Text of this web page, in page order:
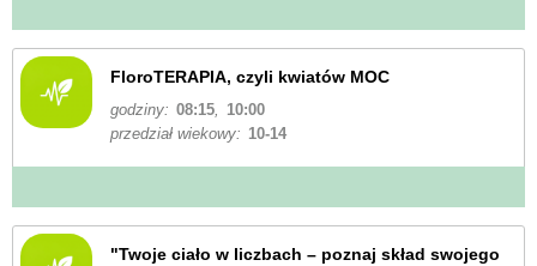
FloroTERAPIA, czyli kwiatów MOC
godziny: 08:15,
10:00
przedział wiekowy: 10-14
"Twoje ciało w liczbach – poznaj skład swojego